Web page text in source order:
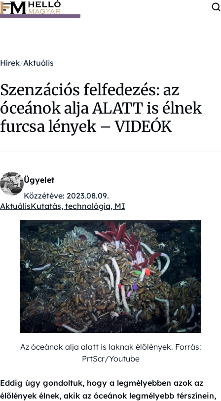
Ugrás a tartalomra
Hírek Aktuális
Szenzációs felfedezés: az
óceánok alja ALATT is élnek
furcsa lények – VIDEÓK
Ügyelet
Közzétéve: 2023.08.09.
Kategóriák:
AktuálisKutatás, technológia, MI
Az óceánok alja alatt is laknak élőlények. Forrás:
PrtScr/Youtube
Eddig úgy gondoltuk, hogy a legmélyebben azok az
élőlények élnek, akik az óceánok legmélyebb térszínein,